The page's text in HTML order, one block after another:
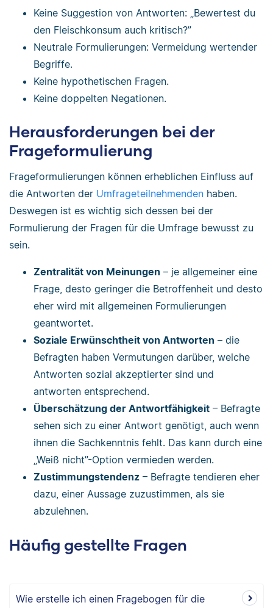
Keine Suggestion von Antworten: „Bewertest du
den Fleischkonsum auch kritisch?”
Neutrale Formulierungen: Vermeidung wertender
Begriffe.
Keine hypothetischen Fragen.
Keine doppelten Negationen.
Herausforderungen bei der
Frageformulierung
Frageformulierungen können erheblichen Einfluss auf
die Antworten der Umfrageteilnehmenden haben.
Deswegen ist es wichtig sich dessen bei der
Formulierung der Fragen für die Umfrage bewusst zu
sein.
Zentralität von Meinungen – je allgemeiner eine
Frage, desto geringer die Betroffenheit und desto
eher wird mit allgemeinen Formulierungen
geantwortet.
Soziale Erwünschtheit von Antworten – die
Befragten haben Vermutungen darüber, welche
Antworten sozial akzeptierter sind und
antworten entsprechend.
Überschätzung der Antwortfähigkeit – Befragte
sehen sich zu einer Antwort genötigt, auch wenn
ihnen die Sachkenntnis fehlt. Das kann durch eine
„Weiß nicht”-Option vermieden werden.
Zustimmungstendenz – Befragte tendieren eher
dazu, einer Aussage zuzustimmen, als sie
abzulehnen.
Häufig gestellte Fragen
Wie erstelle ich einen Fragebogen für die